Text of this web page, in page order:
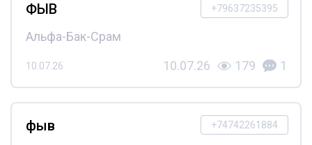
+79637235395
ФЫВ
Альфа-Бак-Срам
10.07.26 10.07.26 179 1
+74742261884
фыв